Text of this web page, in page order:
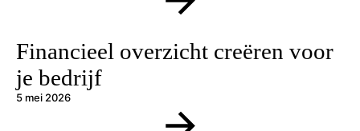
Financieel overzicht creëren voor
je bedrijf
5 mei 2026